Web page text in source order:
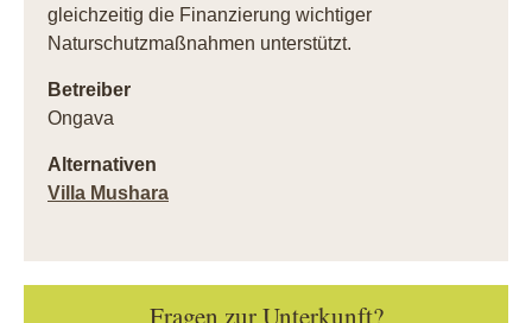
gleichzeitig die Finanzierung wichtiger
Naturschutzmaßnahmen unterstützt.
Betreiber
Ongava
Alternativen
Villa Mushara
Fragen zur Unterkunft?